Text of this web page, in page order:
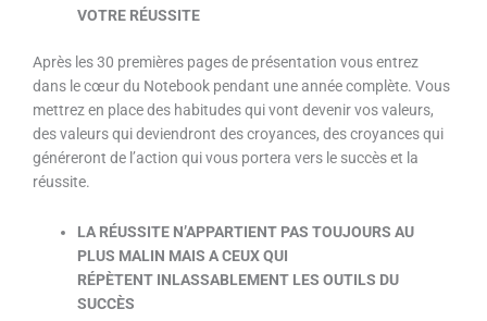
VOTRE RÉUSSITE
Après les 30 premières pages de présentation vous entrez
dans le cœur du Notebook pendant une année complète. Vous
mettrez en place des habitudes qui vont devenir vos valeurs,
des valeurs qui deviendront des croyances, des croyances qui
généreront de l’action qui vous portera vers le succès et la
réussite.
LA RÉUSSITE N’APPARTIENT PAS TOUJOURS AU
PLUS MALIN MAIS A CEUX QUI
RÉPÈTENT INLASSABLEMENT LES OUTILS DU
SUCCÈS